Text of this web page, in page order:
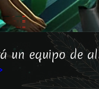
un equipo de